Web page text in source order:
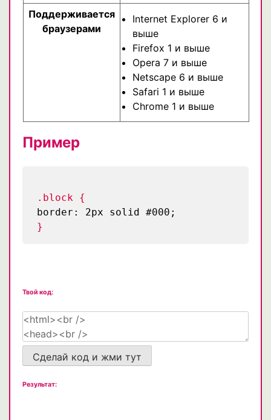
Поддерживается
браузерами
Internet Explorer 6 и
выше
Firefox 1 и выше
Opera 7 и выше
Netscape 6 и выше
Safari 1 и выше
Chrome 1 и выше
Пример
.block {
border: 2px solid #000;
}
Твой код:
Сделай код и жми тут
Результат: